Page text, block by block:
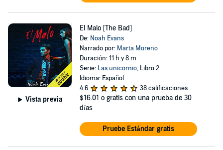
Vista previa
El Malo [The Bad]
De: Noah Evans
Narrado por: Marta Moreno
Duración: 11 h y 8 m
Serie: Las unicornio, Libro 2
Idioma: Español
4.6
38 calificaciones
$16.01 o gratis con una prueba de 30
días
Pruebe Estándar gratis